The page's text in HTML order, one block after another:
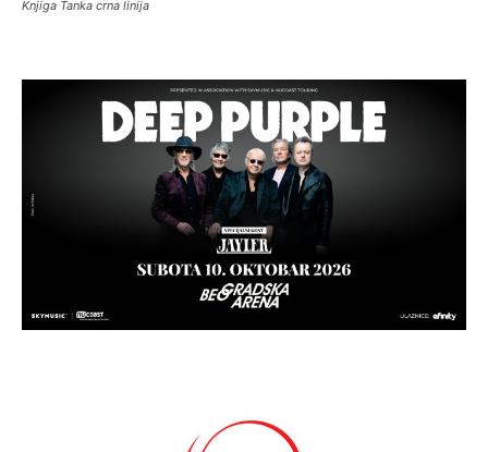
Knjiga Tanka crna linija